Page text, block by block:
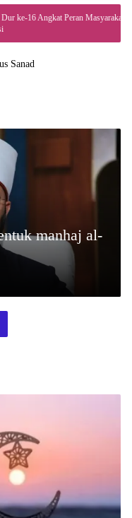
Masyarakat dalam
manhaj al-